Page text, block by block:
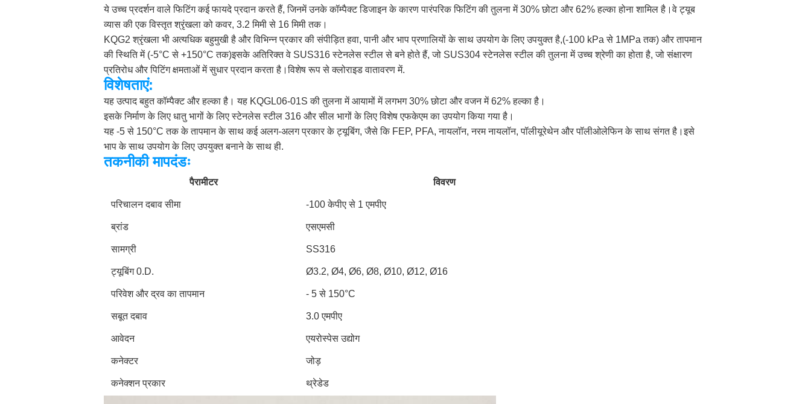
ये उच्च प्रदर्शन वाले फिटिंग कई फायदे प्रदान करते हैं, जिनमें उनके कॉम्पैक्ट डिजाइन के कारण पारंपरिक फिटिंग की तुलना में 30% छोटा और 62% हल्का होना शामिल है।वे ट्यूब
व्यास की एक विस्तृत श्रृंखला को कवर, 3.2 मिमी से 16 मिमी तक।
KQG2 श्रृंखला भी अत्यधिक बहुमुखी है और विभिन्न प्रकार की संपीड़ित हवा, पानी और भाप प्रणालियों के साथ उपयोग के लिए उपयुक्त है,(-100 kPa से 1MPa तक) और तापमान
की स्थिति में (-5°C से +150°C तक)इसके अतिरिक्त वे SUS316 स्टेनलेस स्टील से बने होते हैं, जो SUS304 स्टेनलेस स्टील की तुलना में उच्च श्रेणी का होता है, जो संक्षारण
प्रतिरोध और पिटिंग क्षमताओं में सुधार प्रदान करता है।विशेष रूप से क्लोराइड वातावरण में.
विशेषताएं:
यह उत्पाद बहुत कॉम्पैक्ट और हल्का है। यह KQGL06-01S की तुलना में आयामों में लगभग 30% छोटा और वजन में 62% हल्का है।
इसके निर्माण के लिए धातु भागों के लिए स्टेनलेस स्टील 316 और सील भागों के लिए विशेष एफकेएम का उपयोग किया गया है।
यह -5 से 150°C तक के तापमान के साथ कई अलग-अलग प्रकार के ट्यूबिंग, जैसे कि FEP, PFA, नायलॉन, नरम नायलॉन, पॉलीयूरेथेन और पॉलीओलेफिन के साथ संगत है।इसे
भाप के साथ उपयोग के लिए उपयुक्त बनाने के साथ ही.
तकनीकी मापदंडः
पैरामीटर विवरण
परिचालन दबाव सीमा -100 केपीए से 1 एमपीए
ब्रांड एसएमसी
सामग्री SS316
ट्यूबिंग 0.D. Ø3.2, Ø4, Ø6, Ø8, Ø10, Ø12, Ø16
परिवेश और द्रव का तापमान - 5 से 150°C
सबूत दबाव 3.0 एमपीए
आवेदन एयरोस्पेस उद्योग
कनेक्टर जोड़
कनेक्शन प्रकार थ्रेडेड